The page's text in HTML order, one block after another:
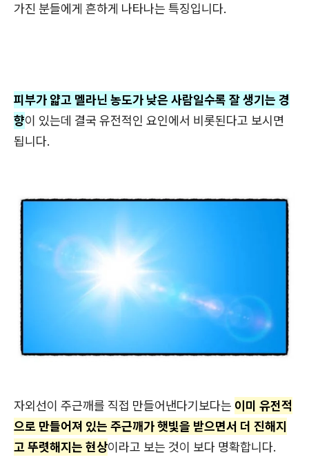
가진 분들에게 흔하게 나타나는 특징입니다.
피부가 얇고 멜라닌 농도가 낮은 사람일수록 잘 생기는 경
향이 있는데 결국 유전적인 요인에서 비롯된다고 보시면
됩니다.
자외선이 주근깨를 직접 만들어낸다기보다는 이미 유전적
으로 만들어져 있는 주근깨가 햇빛을 받으면서 더 진해지
고 뚜렷해지는 현상이라고 보는 것이 보다 명확합니다.